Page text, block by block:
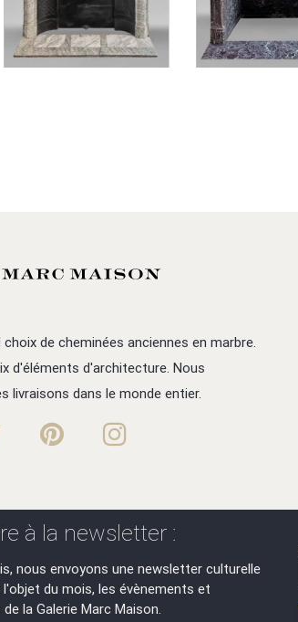
choix de cheminées anciennes en marbre.
d'éléments d'architecture. Nous
livraisons dans le monde entier.
à la newsletter :
nous envoyons une newsletter culturelle
du mois, les évènements et
la Galerie Marc Maison.